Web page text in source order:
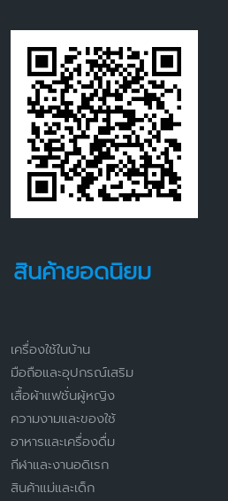
สินค้ายอดนิยม
เครื่องใช้ในบ้าน
มือถือและอุปกรณ์เสริม
เสื้อผ้าแฟชั่นผู้หญิง
ความงามและของใช้
อาหารและเครื่องดื่ม
กีฬาและงานอดิเรก
สินค้าแม่และเด็ก